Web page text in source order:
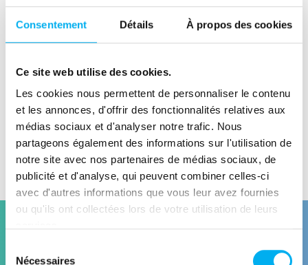
Consentement Détails À propos des cookies
Ce site web utilise des cookies.
Les cookies nous permettent de personnaliser le contenu
et les annonces, d'offrir des fonctionnalités relatives aux
médias sociaux et d'analyser notre trafic. Nous
partageons également des informations sur l'utilisation de
notre site avec nos partenaires de médias sociaux, de
publicité et d'analyse, qui peuvent combiner celles-ci
avec d'autres informations que vous leur avez fournies
ou qu'ils ont collectées lors de votre utilisation de leurs
Nécessaires
Label RFAR
Type de données suivant
Annonces du BALO